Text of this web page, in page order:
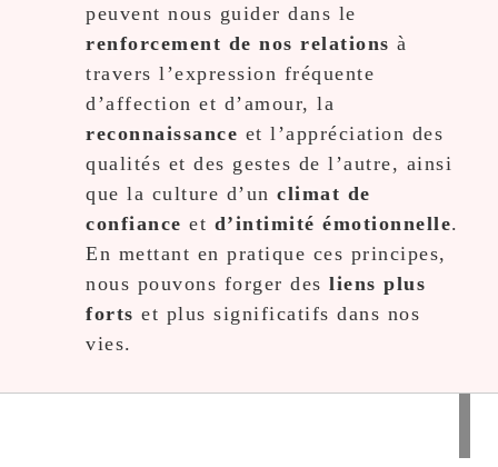
peuvent nous guider dans le
renforcement de nos relations à
travers l’expression fréquente
d’affection et d’amour, la
reconnaissance et l’appréciation des
qualités et des gestes de l’autre, ainsi
que la culture d’unclimat de
confiance et d’intimité émotionnelle.
En mettant en pratique ces principes,
nous pouvons forger desliens plus
forts et plus significatifs dans nos
vies.